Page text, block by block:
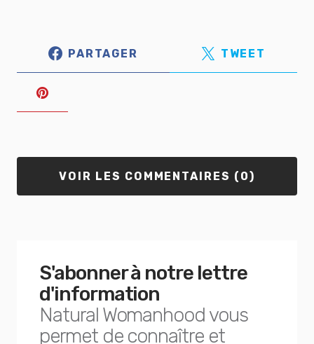
PARTAGER TWEET
VOIR LES COMMENTAIRES (0)
S'abonner à notre lettre
d'information
Natural Womanhood vous
permet de connaître et